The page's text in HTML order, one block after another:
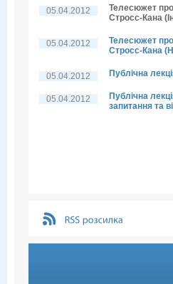
05.04.2012
Телесюжет про
Стросс-Кана
05.04.2012
Телесюжет про
Стросс-Кана
05.04.2012 Публічна
05.04.2012
Публічна
запитання та